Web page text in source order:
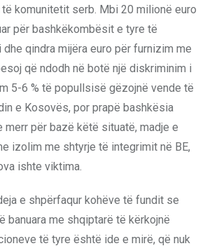
komunitetit serb. Mbi 20 milionë euro
për bashkëkombësit e tyre të
qindra mijëra euro për furnizim me
që ndodh në botë një diskriminim i
5-6 % të popullsisë gëzojnë vende të
e Kosovës, por prapë bashkësia
merr për bazë këtë situatë, madje e
izolim me shtyrje të integrimit në BE,
ishte viktima.
e shpërfaqur kohëve të fundit se
banuara me shqiptarë të kërkojnë
të tyre është ide e mirë, që nuk